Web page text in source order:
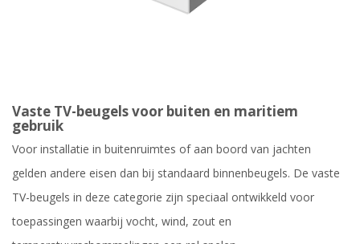
Vaste TV-beugels voor buiten en maritiem
gebruik
Voor installatie in buitenruimtes of aan boord van jachten
gelden andere eisen dan bij standaard binnenbeugels. De vaste
TV-beugels in deze categorie zijn speciaal ontwikkeld voor
toepassingen waarbij vocht, wind, zout en